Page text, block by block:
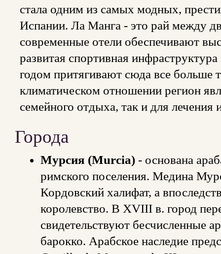
стала одним из самых модных,
Испании. Ла Манга - это рай между
современные отели обеспечивают
развитая спортивная
годом притягивают сюда все больше
климатическом отношении регион
семейного отдыха, так и для лечения
Города
Мурсия (Murcia) - основана
римского поселения. Медина
Кордовский халифат, а
королевство. В XVIII в. город
свидетельствуют бесчисленные
барокко. Арабское наследие